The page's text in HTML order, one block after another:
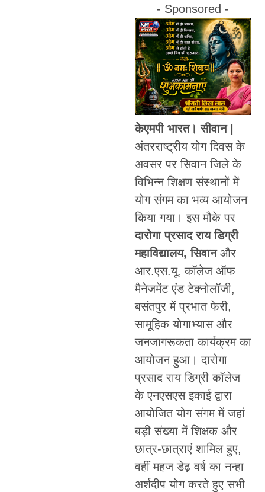
- Sponsored -
केएमपी भारत। सीवान |
अंतरराष्ट्रीय योग दिवस के
अवसर पर सिवान जिले के
विभिन्न शिक्षण संस्थानों में
योग संगम का भव्य आयोजन
किया गया। इस मौके पर
दारोगा प्रसाद राय डिग्री
महाविद्यालय, सिवानऔर
आर.एस.यू. कॉलेज ऑफ
मैनेजमेंट एंड टेक्नोलॉजी,
बसंतपुर में प्रभात फेरी,
सामूहिक योगाभ्यास और
जनजागरूकता कार्यक्रम का
आयोजन हुआ। दारोगा
प्रसाद राय डिग्री कॉलेज
के एनएसएस इकाई द्वारा
आयोजित योग संगम में जहां
बड़ी संख्या में शिक्षक और
छात्र-छात्राएं शामिल हुए,
वहीं महज डेढ़ वर्ष का नन्हा
अर्शदीप योग करते हुए सभी